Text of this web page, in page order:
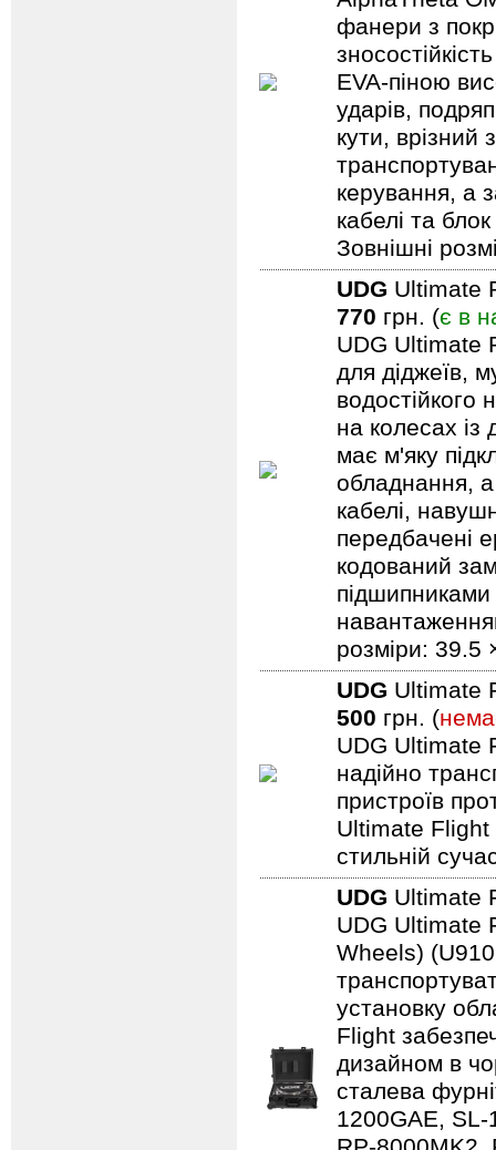
фанери з
EVA-піною
ударів,
кути,
керування, а
кабелі та
Зовнішні
UDG Ultimate
770 грн. (є в
UDG Ultimate
для діджеїв,
водостійкого
на колесах із
має м'яку
обладнання, а
кабелі,
передбачені
кодований
розміри: 39.5
UDG Ultimate
500 грн. (
UDG Ultimate
надійно
пристроїв
Ultimate Flight
стильній
UDG Ultimate
UDG Ultimate
Wheels)
установку
Flight
дизайном в
сталева
1200GAE,